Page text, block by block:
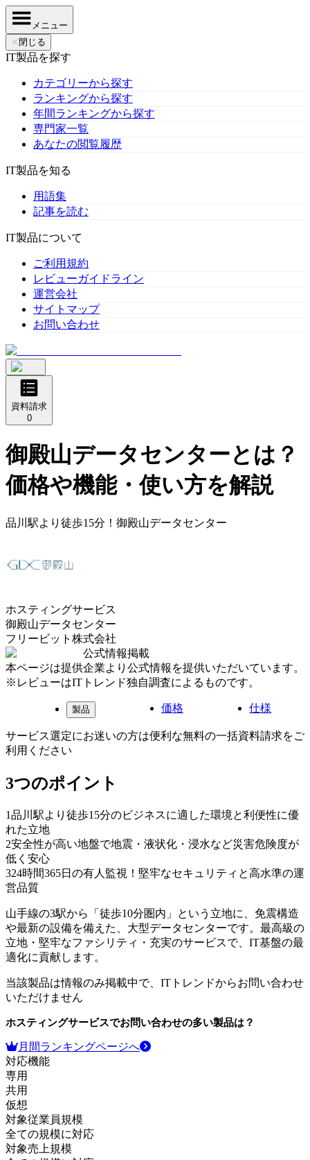
メニュー
✕ 閉じる
IT製品を探す
カテゴリーから探す
ランキングから探す
年間ランキングから探す
専門家一覧
あなたの閲覧履歴
IT製品を知る
用語集
記事を読む
IT製品について
ご利用規約
レビューガイドライン
運営会社
サイトマップ
お問い合わせ
資料請求
0
御殿山データセンターとは？
価格や機能・使い方を解説
品川駅より徒歩15分！御殿山データセンター
ホスティングサービス
御殿山データセンター
フリービット株式会社
公式情報掲載
本ページは提供企業より公式情報を提供いただいています。
※レビューはITトレンド独自調査によるものです。
製品 価格 仕様
サービス選定にお迷いの方は便利な無料の一括資料請求をご
利用ください
3つのポイント
1品川駅より徒歩15分のビジネスに適した環境と利便性に優
れた立地
2安全性が高い地盤で地震・液状化・浸水など災害危険度が
低く安心
324時間365日の有人監視！堅牢なセキュリティと高水準の運
営品質
山手線の3駅から「徒歩10分圏内」という立地に、免震構造
や最新の設備を備えた、大型データセンターです。最高級の
立地・堅牢なファシリティ・充実のサービスで、IT基盤の最
適化に貢献します。
当該製品は情報のみ掲載中で、ITトレンドからお問い合わせ
いただけません
ホスティングサービスでお問い合わせの多い製品は？
月間ランキングページへ
対応機能
専用
共用
仮想
対象従業員規模
全ての規模に対応
対象売上規模